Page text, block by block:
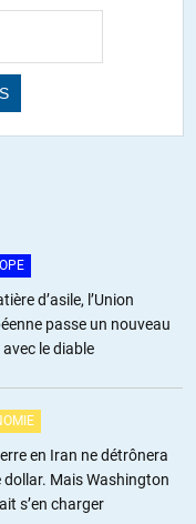
à cause des lois «
non pas une
elle a d’ailleurs failli voir
telle que le traité de
qu’il a été face
soumission aux
de l’Est et de l’Irlande.
d’asile, l’Union
passe un nouveau
le diable
en Iran ne détrônera
dollar. Mais Washington
s’en charger